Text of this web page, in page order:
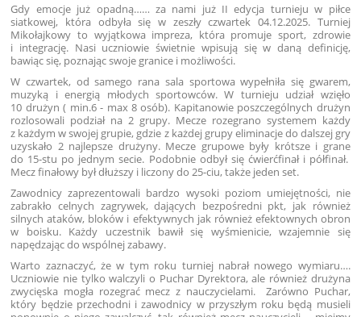
Gdy emocje już opadną…… za nami już II edycja turnieju w piłce
siatkowej, która odbyła się w zeszły czwartek 04.12.2025. Turniej
Mikołajkowy to wyjątkowa impreza, która promuje sport, zdrowie
i integrację. Nasi uczniowie świetnie wpisują się w daną definicję,
bawiąc się, poznając swoje granice i możliwości.
W czwartek, od samego rana sala sportowa wypełniła się gwarem,
muzyką i energią młodych sportowców. W turnieju udział wzięło
10 drużyn ( min.6 - max 8 osób). Kapitanowie poszczególnych drużyn
rozlosowali podział na 2 grupy. Mecze rozegrano systemem każdy
z każdym w swojej grupie, gdzie z każdej grupy eliminacje do dalszej gry
uzyskało 2 najlepsze drużyny. Mecze grupowe były krótsze i grane
do 15-stu po jednym secie. Podobnie odbył się ćwierćfinał i półfinał.
Mecz finałowy był dłuższy i liczony do 25-ciu, także jeden set.
Zawodnicy zaprezentowali bardzo wysoki poziom umiejętności, nie
zabrakło celnych zagrywek, dających bezpośredni pkt, jak również
silnych ataków, bloków i efektywnych jak również efektownych obron
w boisku. Każdy uczestnik bawił się wyśmienicie, wzajemnie się
napędzając do wspólnej zabawy.
Warto zaznaczyć, że w tym roku turniej nabrał nowego wymiaru….
Uczniowie nie tylko walczyli o Puchar Dyrektora, ale również drużyna
zwycięska mogła rozegrać mecz z nauczycielami. Zarówno Puchar,
który będzie przechodni i zawodnicy w przyszłym roku będą musieli